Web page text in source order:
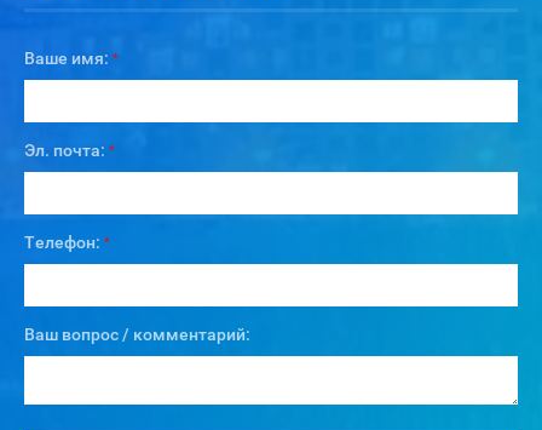
Ваше имя: *
Эл. почта: *
Телефон: *
Ваш вопрос / комментарий: